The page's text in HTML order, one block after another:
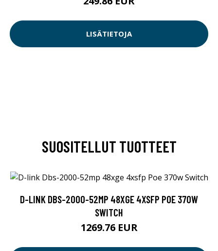
LISÄTIETOJA
SUOSITELLUT TUOTTEET
D-LINK DBS-2000-52MP 48XGE 4XSFP POE 370W
SWITCH
1269.76 EUR